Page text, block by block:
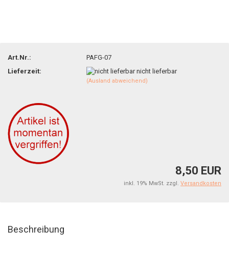
Art.Nr.:
PAFG-07
Lieferzeit:
nicht lieferbar
(Ausland abweichend)
8,50 EUR
inkl. 19% MwSt. zzgl. Versandkosten
Beschreibung